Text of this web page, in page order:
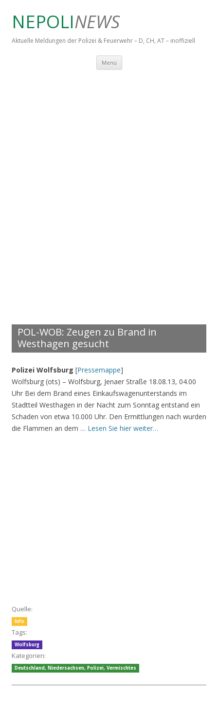
NEPOLINEWS
Aktuelle Meldungen der Polizei & Feuerwehr – D, CH, AT – inoffiziell
Menü Springe zum Inhalt
POL-WOB: Zeugen zu Brand in
Westhagen gesucht
Polizei Wolfsburg [Pressemappe]
Wolfsburg (ots) – Wolfsburg, Jenaer Straße 18.08.13, 04.00
Uhr Bei dem Brand eines Einkaufswagenunterstands im
Stadtteil Westhagen in der Nacht zum Sonntag entstand ein
Schaden von etwa 10.000 Uhr. Den Ermittlungen nach wurden
die Flammen an dem … Lesen Sie hier weiter…
Quelle:
Info
Tags:
Wolfsburg
Kategorien:
Deutschland, Niedersachsen, Polizei, Vermischtes